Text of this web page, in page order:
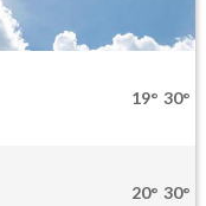
19° 30°
20° 30°